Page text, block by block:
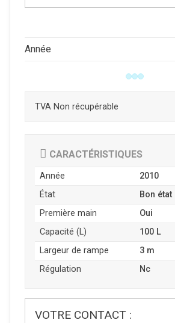
TVA Non récupérable
CARACTÉRISTIQUES
Année
2010
État
Bon état
Première main
Oui
Capacité (L)
100 L
Largeur de rampe
3 m
Régulation
Nc
Année
VOTRE CONTACT :